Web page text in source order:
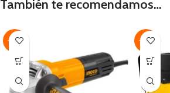
También te recomendamos…
-36% -43%